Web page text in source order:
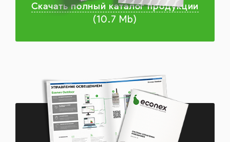
Скачать полный каталог продукции
(10.7 Mb)